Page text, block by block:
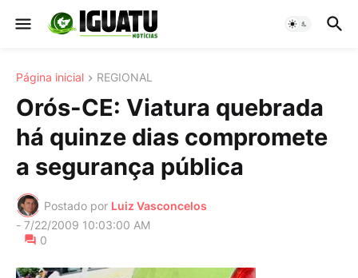
Página inicial REGIONAL
Orós-CE: Viatura quebrada
há quinze dias compromete
a segurança pública
Postado por Luiz Vasconcelos
- 7/22/2009 10:03:00 AM
0